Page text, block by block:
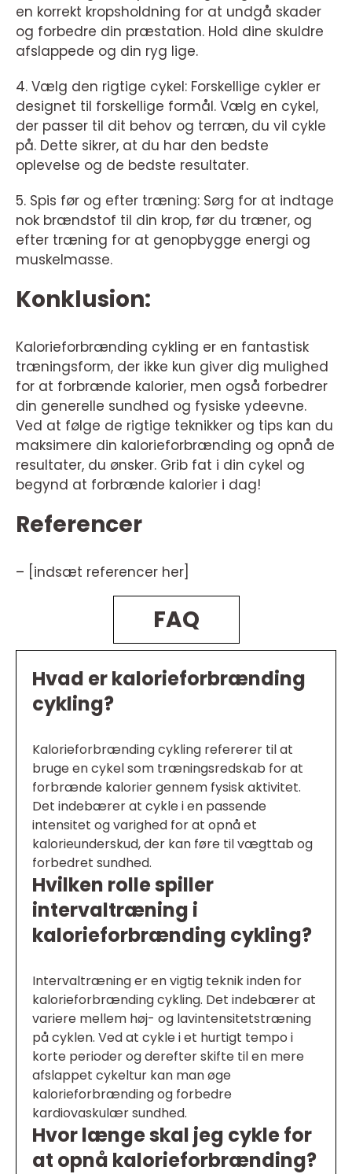
en korrekt kropsholdning for at undgå skader
og forbedre din præstation. Hold dine skuldre
afslappede og din ryg lige.
4. Vælg den rigtige cykel: Forskellige cykler er
designet til forskellige formål. Vælg en cykel,
der passer til dit behov og terræn, du vil cykle
på. Dette sikrer, at du har den bedste
oplevelse og de bedste resultater.
5. Spis før og efter træning: Sørg for at indtage
nok brændstof til din krop, før du træner, og
efter træning for at genopbygge energi og
muskelmasse.
Konklusion:
Kalorieforbrænding cykling er en fantastisk
træningsform, der ikke kun giver dig mulighed
for at forbrænde kalorier, men også forbedrer
din generelle sundhed og fysiske ydeevne.
Ved at følge de rigtige teknikker og tips kan du
maksimere din kalorieforbrænding og opnå de
resultater, du ønsker. Grib fat i din cykel og
begynd at forbrænde kalorier i dag!
Referencer
– [indsæt referencer her]
FAQ
Hvad er kalorieforbrænding
cykling?
Kalorieforbrænding cykling refererer til at
bruge en cykel som træningsredskab for at
forbrænde kalorier gennem fysisk aktivitet.
Det indebærer at cykle i en passende
intensitet og varighed for at opnå et
kalorieunderskud, der kan føre til vægttab og
forbedret sundhed.
Hvilken rolle spiller
intervaltræning i
kalorieforbrænding cykling?
Intervaltræning er en vigtig teknik inden for
kalorieforbrænding cykling. Det indebærer at
variere mellem høj- og lavintensitetstræning
på cyklen. Ved at cykle i et hurtigt tempo i
korte perioder og derefter skifte til en mere
afslappet cykeltur kan man øge
kalorieforbrænding og forbedre
kardiovaskulær sundhed.
Hvor længe skal jeg cykle for
at opnå kalorieforbrænding?